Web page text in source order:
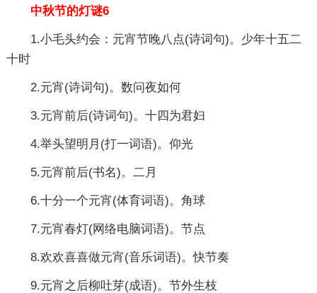
中秋节的灯谜6
1.小毛头约会：元宵节晚八点(诗词句)。少年十五二
十时
2.元宵(诗词句)。数问夜如何
3.元宵前后(诗词句)。十四为君妇
4.举头望明月(打一词语)。仰光
5.元宵前后(书名)。二月
6.十分一个元宵(体育词语)。角球
7.元宵春灯(网络电脑词语)。节点
8.欢欢喜喜做元宵(音乐词语)。快节奏
9.元宵之后柳吐芽(成语)。节外生枝